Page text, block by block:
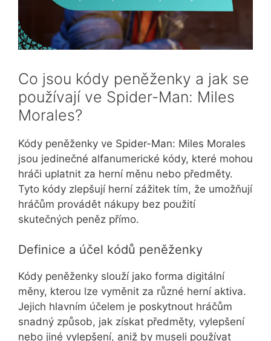
Co jsou kódy peněženky a jak se
používají ve Spider-Man: Miles
Morales?
Kódy peněženky ve Spider-Man: Miles Morales
jsou jedinečné alfanumerické kódy, které mohou
hráči uplatnit za herní měnu nebo předměty.
Tyto kódy zlepšují herní zážitek tím, že umožňují
hráčům provádět nákupy bez použití
skutečných peněz přímo.
Definice a účel kódů peněženky
Kódy peněženky slouží jako forma digitální
měny, kterou lze vyměnit za různé herní aktiva.
Jejich hlavním účelem je poskytnout hráčům
snadný způsob, jak získat předměty, vylepšení
nebo jiné vylepšení, aniž by museli používat